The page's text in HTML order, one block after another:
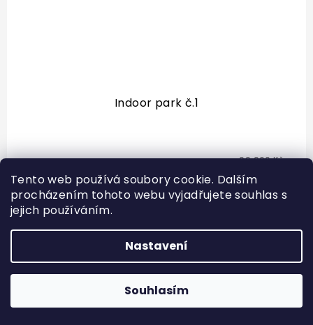
Tento web používá soubory cookie. Dalším
procházením tohoto webu vyjadřujete souhlas s
jejich používáním.
Nastavení
Souhlasím
Indoor park č.1
99 900 Kč
79 920 Kč
Indoor streetworkoutové hřiště Více než 10
stanovišť Vhodná pro funkční zóny Zvolte si
barvu případně i rozměry
ZDARMA